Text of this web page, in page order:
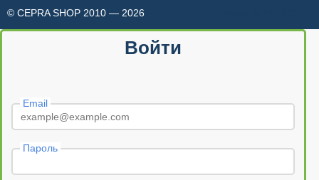
© CEPRA SHOP 2010 — 2026
Войти
Email
Пароль